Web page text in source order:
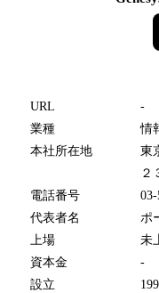
URL
-
業種
情
本社所在地
東
２
電話番号
代表者名
ポ
上場
未
資本金
-
設立